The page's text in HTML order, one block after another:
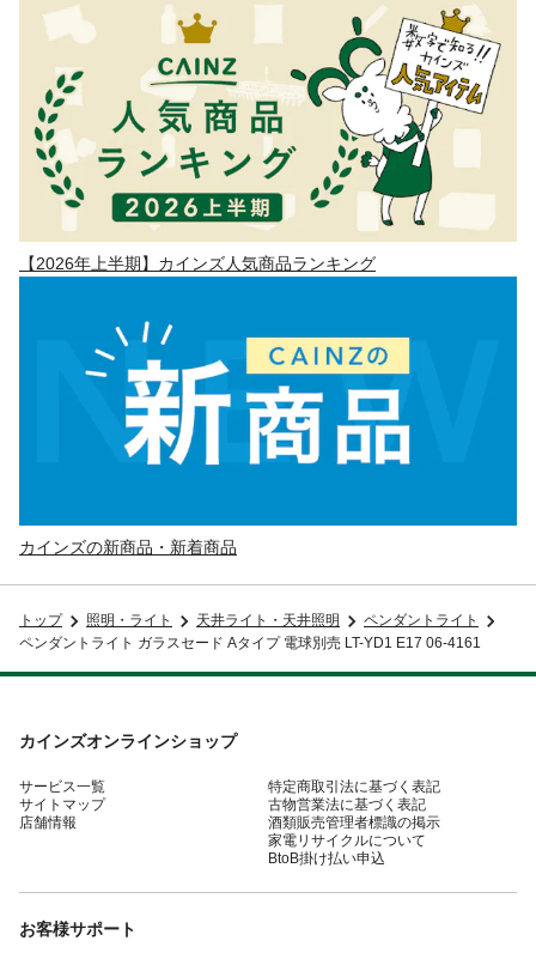
【2026年上半期】カインズ人気商品ランキング
カインズの新商品・新着商品
トップ 照明・ライト 天井ライト・天井照明
ペンダントライト
ペンダントライト ガラスセード Aタイプ 電球別売 LT-YD1 E17 06-4161
カインズオンラインショップ
サービス一覧
サイトマップ
店舗情報
特定商取引法に基づく表記
古物営業法に基づく表記
酒類販売管理者標識の掲示
家電リサイクルについて
BtoB掛け払い申込
お客様サポート